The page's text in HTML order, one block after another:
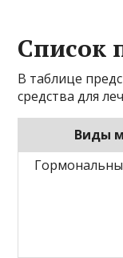
Список
В таблице
средства для
Виды